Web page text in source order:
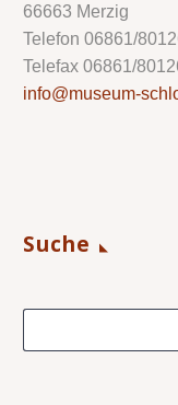
66663 Merzig
Telefon 06861/
Telefax 06861/
info@museum-
Suche